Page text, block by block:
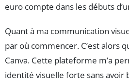
euro compte dans les débuts
Quant à ma communication
par où commencer. C’est alors
Canva. Cette plateforme m’a
identité visuelle forte sans avoir